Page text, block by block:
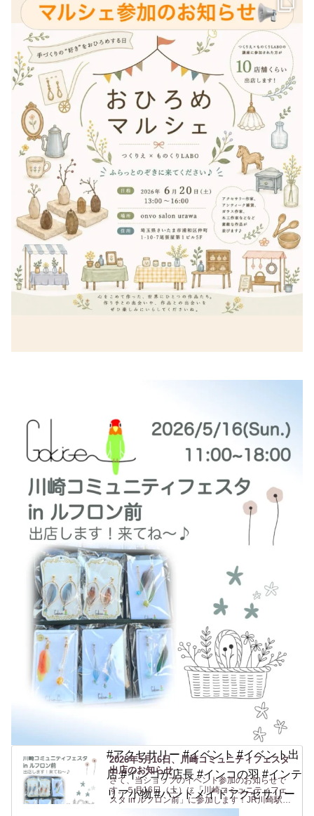
2026年5月16日、川崎コミュニティフェスタ
出店のお知らせ
さて、当ショップのイベント参加のお知らせで
す。５月16日（土）に「川崎コミュニティフェ
スタ in ルフロン前」に参加します！JR川崎駅東
口 からすぐの駅前広場(ルフロン前広場)での開催
#アクセサリー #イベント #イベント出
店 #インコが店長 #インコの羽 #インテ
リア小物 #ハンドメイドアクセサリー